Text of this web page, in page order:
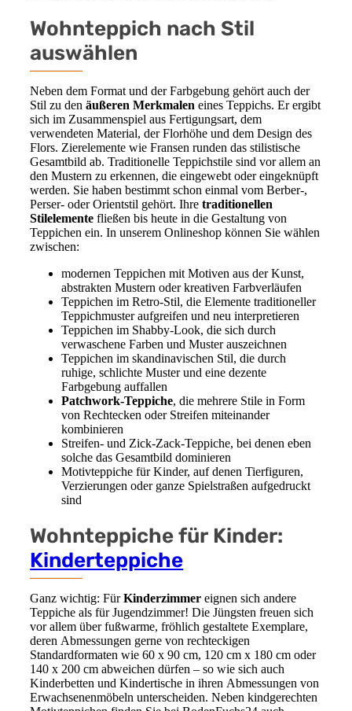
Wohnteppich nach Stil
auswählen
Neben dem Format und der Farbgebung gehört auch der
Stil zu denäußeren Merkmalen eines Teppichs. Er ergibt
sich im Zusammenspiel aus Fertigungsart, dem
verwendeten Material, der Florhöhe und dem Design des
Flors. Zierelemente wie Fransen runden das stilistische
Gesamtbild ab. Traditionelle Teppichstile sind vor allem an
den Mustern zu erkennen, die eingewebt oder eingeknüpft
werden. Sie haben bestimmt schon einmal vom Berber-,
Perser- oder Orientstil gehört. Ihretraditionellen
Stilelemente fließen bis heute in die Gestaltung von
Teppichen ein. In unserem Onlineshop können Sie wählen
zwischen:
modernen Teppichen mit Motiven aus der Kunst,
abstrakten Mustern oder kreativen Farbverläufen
Teppichen im Retro-Stil, die Elemente traditioneller
Teppichmuster aufgreifen und neu interpretieren
Teppichen im Shabby-Look, die sich durch
verwaschene Farben und Muster auszeichnen
Teppichen im skandinavischen Stil, die durch
ruhige, schlichte Muster und eine dezente
Farbgebung auffallen
Patchwork-Teppiche, die mehrere Stile in Form
von Rechtecken oder Streifen miteinander
kombinieren
Streifen- und Zick-Zack-Teppiche, bei denen eben
solche das Gesamtbild dominieren
Motivteppiche für Kinder, auf denen Tierfiguren,
Verzierungen oder ganze Spielstraßen aufgedruckt
sind
Wohnteppiche für Kinder:
Kinderteppiche
Ganz wichtig: FürKinderzimmer eignen sich andere
Teppiche als für Jugendzimmer! Die Jüngsten freuen sich
vor allem über fußwarme, fröhlich gestaltete Exemplare,
deren Abmessungen gerne von rechteckigen
Standardformaten wie 60 x 90 cm, 120 cm x 180 cm oder
140 x 200 cm abweichen dürfen – so wie sich auch
Kinderbetten und Kindertische in ihren Abmessungen von
Erwachsenenmöbeln unterscheiden. Neben kindgerechten